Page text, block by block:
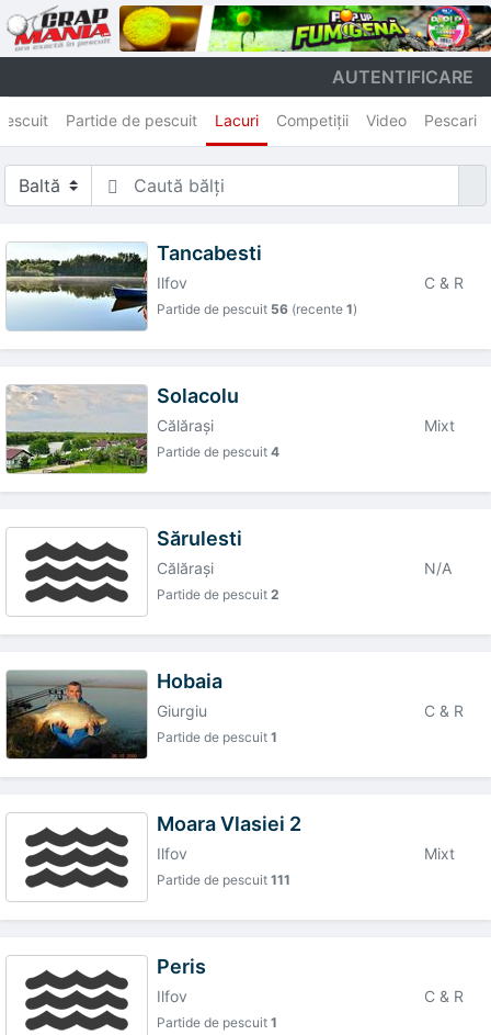
AUTENTIFICARE
Partide de pescuit Lacuri Competiţii Video Pescari
Tancabesti
Ilfov C & R
Partide de pescuit 56 (recente 1)
Solacolu
Călăraşi Mixt
Partide de pescuit 4
Sărulesti
Călăraşi N/A
Partide de pescuit 2
Hobaia
Giurgiu C & R
Partide de pescuit 1
Moara Vlasiei 2
Ilfov Mixt
Partide de pescuit 111
Peris
Ilfov C & R
Partide de pescuit 1